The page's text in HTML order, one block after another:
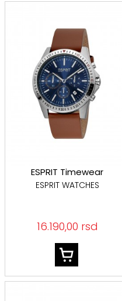
ESPRIT Timewear
ESPRIT WATCHES
16.190,00 rsd